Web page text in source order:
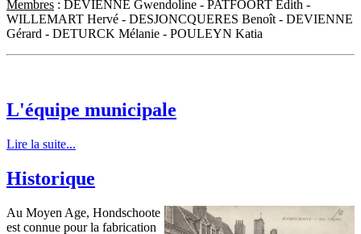
Membres : DEVIENNE Gwendoline - PATFOORT Edith -
WILLEMART Hervé - DESJONCQUERES Benoît - DEVIENNE
Gérard - DETURCK Mélanie - POULEYN Katia
L'équipe municipale
Lire la suite...
Historique
Au Moyen Age, Hondschoote
est connue pour la fabrication